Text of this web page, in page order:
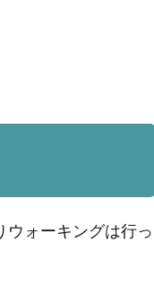
ウォーキングは行っ